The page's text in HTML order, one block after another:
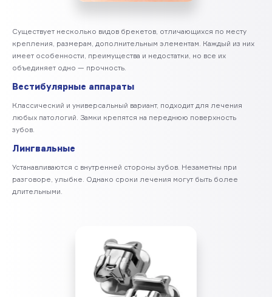
Существует несколько видов брекетов, отличающихся по месту
крепления, размерам, дополнительным элементам. Каждый из них
имеет особенности, преимущества и недостатки, но все их
объединяет одно — прочность.
Вестибулярные аппараты
Классический и универсальный вариант, подходит для лечения
любых патологий. Замки крепятся на переднюю поверхность
зубов.
Лингвальные
Устанавливаются с внутренней стороны зубов. Незаметны при
разговоре, улыбке. Однако сроки лечения могут быть более
длительными.